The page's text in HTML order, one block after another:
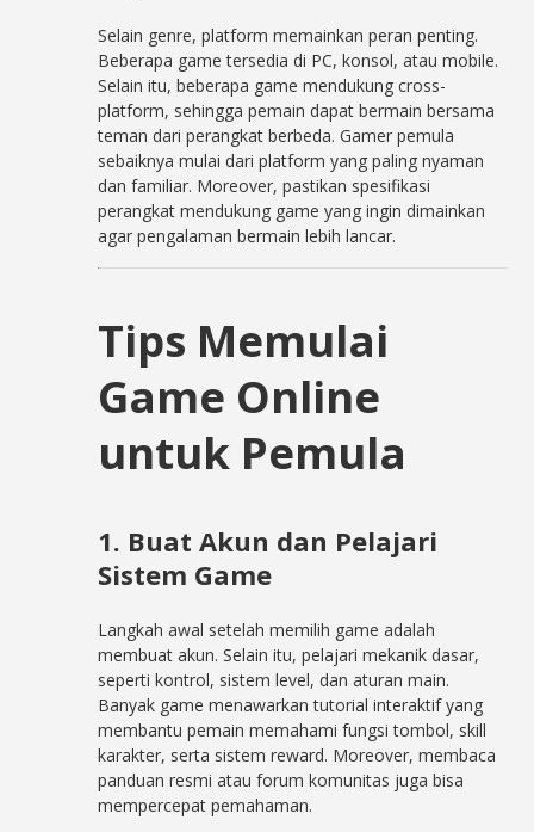
Selain genre, platform memainkan peran penting.
Beberapa game tersedia di PC, konsol, atau mobile.
Selain itu, beberapa game mendukung cross-
platform, sehingga pemain dapat bermain bersama
teman dari perangkat berbeda. Gamer pemula
sebaiknya mulai dari platform yang paling nyaman
dan familiar. Moreover, pastikan spesifikasi
perangkat mendukung game yang ingin dimainkan
agar pengalaman bermain lebih lancar.
Tips Memulai
Game Online
untuk Pemula
1. Buat Akun dan Pelajari
Sistem Game
Langkah awal setelah memilih game adalah
membuat akun. Selain itu, pelajari mekanik dasar,
seperti kontrol, sistem level, dan aturan main.
Banyak game menawarkan tutorial interaktif yang
membantu pemain memahami fungsi tombol, skill
karakter, serta sistem reward. Moreover, membaca
panduan resmi atau forum komunitas juga bisa
mempercepat pemahaman.